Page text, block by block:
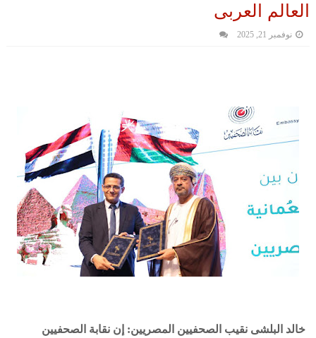
العالم العربى
نوفمبر 21, 2025
خالد البلشى نقيب الصحفيين المصريين: إن نقابة الصحفيين